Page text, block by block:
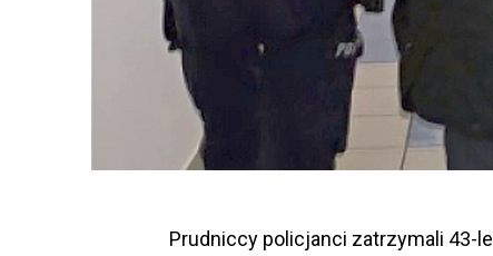
Prudniccy policjanci zatrzymali 43-